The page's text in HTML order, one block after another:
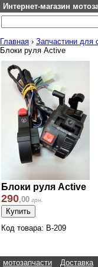
Интернет-магазин
Главная › Запчастини для
Блоки руля Active
Блоки руля Active
290,00 грн.
Код товара: B-209
мотозапчасти Доставка